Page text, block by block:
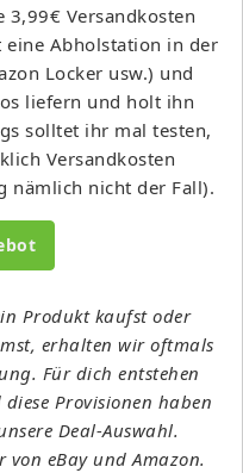
Versandkosten
eine Abholstation in der
Locker usw.) und
liefern und holt ihn
solltet ihr mal testen,
Versandkosten
nämlich nicht der Fall).
Produkt kaufst oder
erhalten wir oftmals
Für dich entstehen
Provisionen haben
Deal-Auswahl.
eBay und Amazon.